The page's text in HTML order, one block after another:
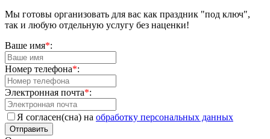
Мы готовы организовать для вас как праздник "под ключ",
так и любую отдельную услугу без наценки!
Ваше имя*:
Номер телефона*:
Электронная почта*:
Я согласен(сна) на обработку персональных данных
Отправить